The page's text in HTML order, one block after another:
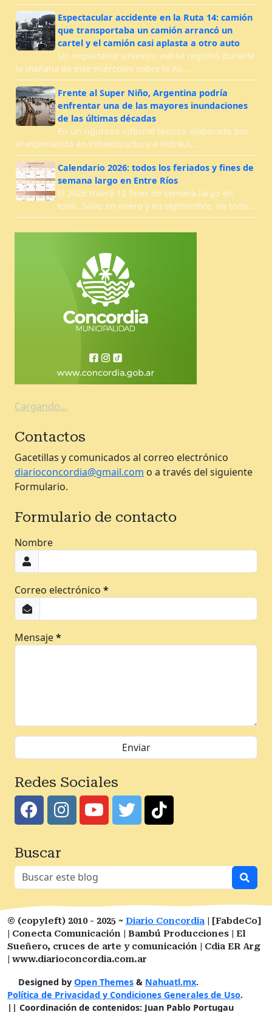
Espectacular accidente en la Ruta 14: camión
que transportaba un camión arrancó un
cartel y el camión casi aplasta a otro auto
Un impactante siniestro vial se registró durante
la mañana de este miércoles sobre la Au…
Frente al Super Niño, Argentina podría
enfrentar una de las mayores inundaciones
de las últimas décadas
En un riguroso informe técnico elaborado por
el especialista en infraestructura e hidrául…
Calendario 2026: todos los feriados y fines de
semana largo en Entre Ríos
El 2026 traerá 12 fines de semana largo en
total. Salvo en enero y en septiembre, en todo…
Cargando...
Contactos
Gacetillas y comunicados al correo electrónico
diarioconcordia@gmail.com o a través del siguiente
Formulario.
Formulario de contacto
Nombre
Correo electrónico *
Mensaje*
Redes Sociales
Buscar
© (copyleft) 2010 - 2025 ~ Diario Concordia | [FabdeCo]
| Conecta Comunicación | Bambú Producciones | El
Sueñero, cruces de arte y comunicación | Cdia ER Arg
| www.diarioconcordia.com.ar
Designed by Open Themes & Nahuatl.mx.
Política de Privacidad y Condiciones Generales de Uso.
|| Coordinación de contenidos: Juan Pablo Portugau